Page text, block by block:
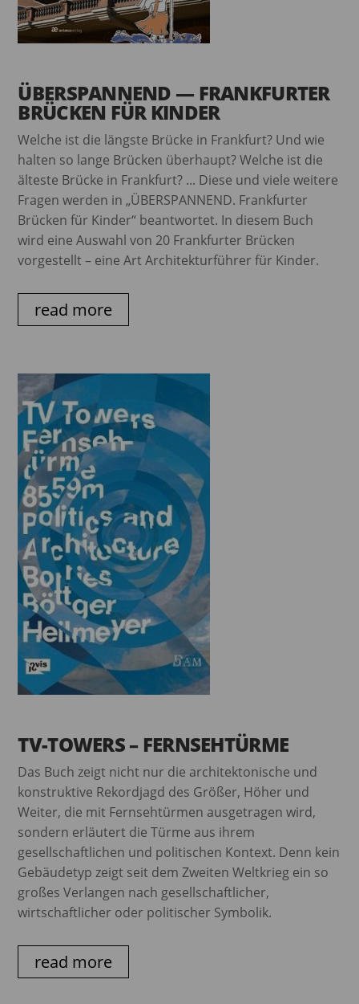
ÜBERSPANNEND — FRANKFURTER
BRÜCKEN FÜR KINDER
Welche ist die längste Brücke in Frankfurt? Und wie
halten so lange Brücken überhaupt? Welche ist die
älteste Brücke in Frankfurt? ... Diese und viele weitere
Fragen werden in „ÜBERSPANNEND. Frankfurter
Brücken für Kinder“ beantwortet. In diesem Buch
wird eine Auswahl von 20 Frankfurter Brücken
vorgestellt – eine Art Architekturführer für Kinder.
read more
TV-TOWERS – FERNSEHTÜRME
Das Buch zeigt nicht nur die architektonische und
konstruktive Rekordjagd des Größer, Höher und
Weiter, die mit Fernsehtürmen ausgetragen wird,
sondern erläutert die Türme aus ihrem
gesellschaftlichen und politischen Kontext. Denn kein
Gebäudetyp zeigt seit dem Zweiten Weltkrieg ein so
großes Verlangen nach gesellschaftlicher,
wirtschaftlicher oder politischer Symbolik.
read more